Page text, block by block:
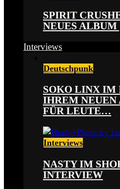
SPIRIT
NEUES ALBUM
Interviews
Deutschpunk
SOKO LINX IM
IHREM NEUEN
FÜR LEUTE…
Interviews
NASTY IM
INTERVIEW